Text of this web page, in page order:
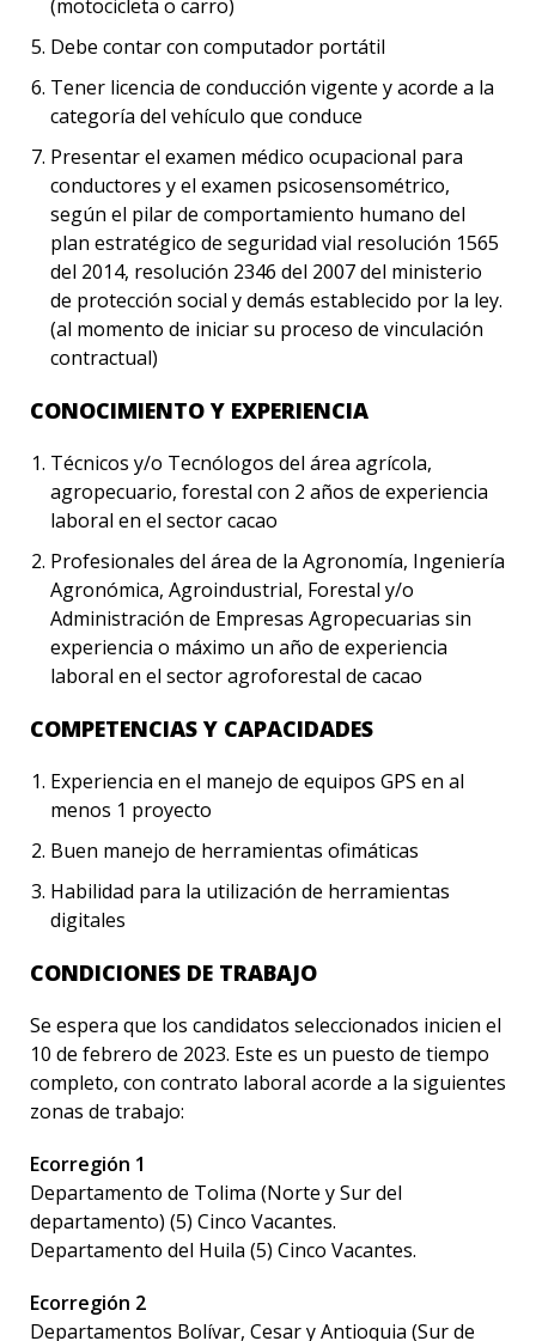
(motocicleta o carro)
Debe contar con computador portátil
Tener licencia de conducción vigente y acorde a la
categoría del vehículo que conduce
Presentar el examen médico ocupacional para
conductores y el examen psicosensométrico,
según el pilar de comportamiento humano del
plan estratégico de seguridad vial resolución 1565
del 2014, resolución 2346 del 2007 del ministerio
de protección social y demás establecido por la ley.
(al momento de iniciar su proceso de vinculación
contractual)
CONOCIMIENTO Y EXPERIENCIA
Técnicos y/o Tecnólogos del área agrícola,
agropecuario, forestal con 2 años de experiencia
laboral en el sector cacao
Profesionales del área de la Agronomía, Ingeniería
Agronómica, Agroindustrial, Forestal y/o
Administración de Empresas Agropecuarias sin
experiencia o máximo un año de experiencia
laboral en el sector agroforestal de cacao
COMPETENCIAS Y CAPACIDADES
Experiencia en el manejo de equipos GPS en al
menos 1 proyecto
Buen manejo de herramientas ofimáticas
Habilidad para la utilización de herramientas
digitales
CONDICIONES DE TRABAJO
Se espera que los candidatos seleccionados inicien el
10 de febrero de 2023. Este es un puesto de tiempo
completo, con contrato laboral acorde a la siguientes
zonas de trabajo:
Ecorregión 1
Departamento de Tolima (Norte y Sur del
departamento) (5) Cinco Vacantes.
Departamento del Huila (5) Cinco Vacantes.
Ecorregión 2
Departamentos Bolívar, Cesar y Antioquia (Sur de